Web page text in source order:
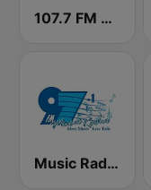
107.7 FM Music For Life
Music Radio 97.1 FM